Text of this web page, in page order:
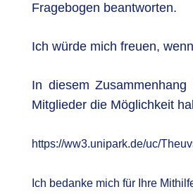
Fragebogen beantworten.
Ich würde mich freuen,
In diesem
Mitglieder die Möglichkeit
https://ww3.unipark.de/uc/
Ich bedanke mich für Ihre